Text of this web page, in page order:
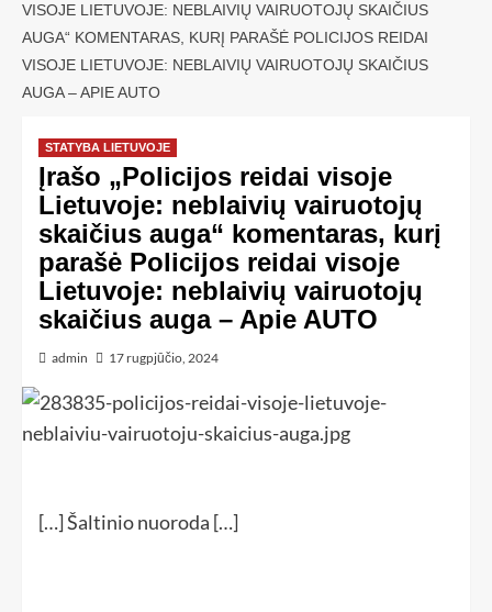
VISOJE LIETUVOJE: NEBLAIVIŲ VAIRUOTOJŲ SKAIČIUS
AUGA“ KOMENTARAS, KURĮ PARAŠĖ POLICIJOS REIDAI
VISOJE LIETUVOJE: NEBLAIVIŲ VAIRUOTOJŲ SKAIČIUS
AUGA – APIE AUTO
STATYBA LIETUVOJE
Įrašo „Policijos reidai visoje
Lietuvoje: neblaivių vairuotojų
skaičius auga“ komentaras, kurį
parašė Policijos reidai visoje
Lietuvoje: neblaivių vairuotojų
skaičius auga – Apie AUTO
admin 17 rugpjūčio, 2024
[…] Šaltinio nuoroda […]